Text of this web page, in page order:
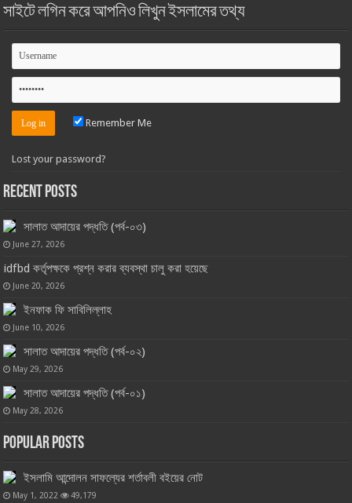
সাইটে লগিন করে আপনিও লিখুন ইসলামের তথ্য
Remember Me
Lost your password?
Recent Posts
সালাত আদায়ের পদ্ধতি (পর্ব-০৩)
June 27, 2026
idfbd কর্তৃপক্ষকে প্রশ্ন করার ব্যবস্থা চালু করা হয়েছে
June 20, 2026
ইনফাক ফি সাবিলিল্লাহ
June 10, 2026
সালাত আদায়ের পদ্ধতি (পর্ব-০২)
May 29, 2026
সালাত আদায়ের পদ্ধতি (পর্ব-০১)
May 28, 2026
Popular Posts
ইসলামি আন্দোলন সাফল্যের শর্তাবলী বইয়ের নোট
May 1, 2022 49,179